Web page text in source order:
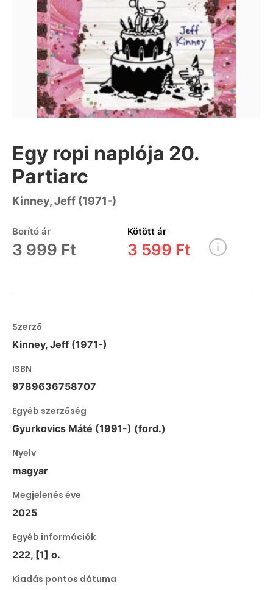
Egy ropi naplója 20.
Partiarc
Kinney, Jeff (1971-)
Borító ár
3 999 Ft
Kötött ár
3 599 Ft
Szerző
Kinney, Jeff (1971-)
ISBN
9789636758707
Egyéb szerzőség
Gyurkovics Máté (1991-) (ford.)
Nyelv
magyar
Megjelenés éve
2025
Egyéb információk
222, [1] o.
Kiadás pontos dátuma